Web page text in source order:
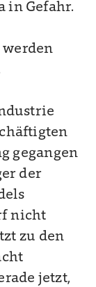
in Gefahr.
gegangen
der
nicht
zu den
jetzt,